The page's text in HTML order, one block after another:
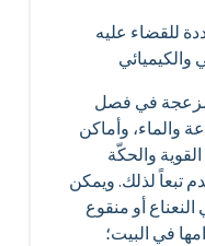
للقضاء عليه
في فصل
والماء، وأماكن
والحكّة
تبعاً لذلك. ويمكن
أو منقوع
في البيت؛